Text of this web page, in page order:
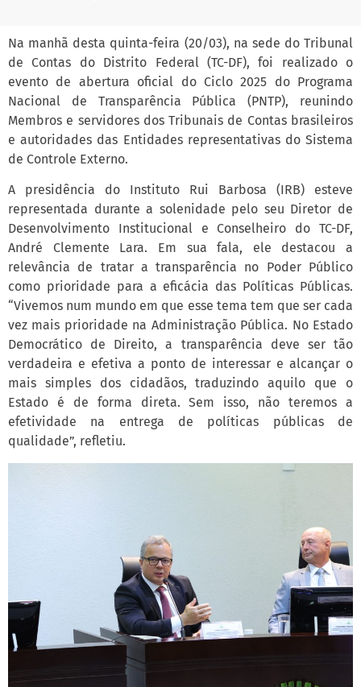
Na manhã desta quinta-feira (20/03), na sede do Tribunal
de Contas do Distrito Federal (TC-DF), foi realizado o
evento de abertura oficial do Ciclo 2025 do Programa
Nacional de Transparência Pública (PNTP), reunindo
Membros e servidores dos Tribunais de Contas brasileiros
e autoridades das Entidades representativas do Sistema
de Controle Externo.
A presidência do Instituto Rui Barbosa (IRB) esteve
representada durante a solenidade pelo seu Diretor de
Desenvolvimento Institucional e Conselheiro do TC-DF,
André Clemente Lara. Em sua fala, ele destacou a
relevância de tratar a transparência no Poder Público
como prioridade para a eficácia das Políticas Públicas.
“Vivemos num mundo em que esse tema tem que ser cada
vez mais prioridade na Administração Pública. No Estado
Democrático de Direito, a transparência deve ser tão
verdadeira e efetiva a ponto de interessar e alcançar o
mais simples dos cidadãos, traduzindo aquilo que o
Estado é de forma direta. Sem isso, não teremos a
efetividade na entrega de políticas públicas de
qualidade”, refletiu.